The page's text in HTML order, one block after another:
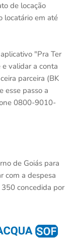
de locação
locatário em até
"Pra Ter
validar a conta
parceira (BK
esse passo a
0800-9010-
de Goiás para
com a despesa
concedida por